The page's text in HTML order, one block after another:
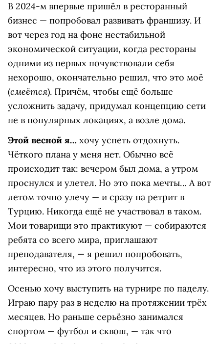
В 2024-м впервые пришёл в ресторанный
бизнес — попробовал развивать франшизу. И
вот через год на фоне нестабильной
экономической ситуации, когда рестораны
одними из первых почувствовали себя
нехорошо, окончательно решил, что это моё
(смеётся). Причём, чтобы ещё больше
усложнить задачу, придумал концепцию сети
не в популярных локациях, а возле дома.
Этой весной я… хочу успеть отдохнуть.
Чёткого плана у меня нет. Обычно всё
происходит так: вечером был дома, а утром
проснулся и улетел. Но это пока мечты… А вот
летом точно улечу — и сразу на ретрит в
Турцию. Никогда ещё не участвовал в таком.
Мои товарищи это практикуют — собираются
ребята со всего мира, приглашают
преподавателя, — я решил попробовать,
интересно, что из этого получится.
Осенью хочу выступить на турнире по паделу.
Играю пару раз в неделю на протяжении трёх
месяцев. Но раньше серьёзно занимался
спортом — футбол и сквош, — так что